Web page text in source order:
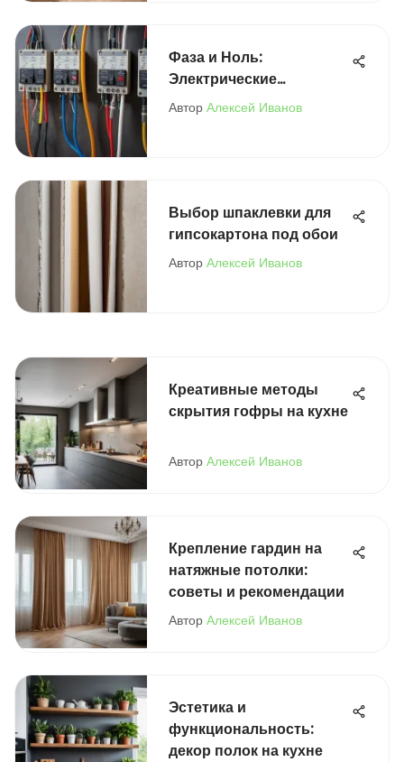
Фаза и Ноль:
Электрические
Контексты
Автор Алексей Иванов
Выбор шпаклевки для
гипсокартона под обои
Автор Алексей Иванов
Креативные методы
скрытия гофры на кухне
Автор Алексей Иванов
Крепление гардин на
натяжные потолки:
советы и рекомендации
Автор Алексей Иванов
Эстетика и
функциональность:
декор полок на кухне